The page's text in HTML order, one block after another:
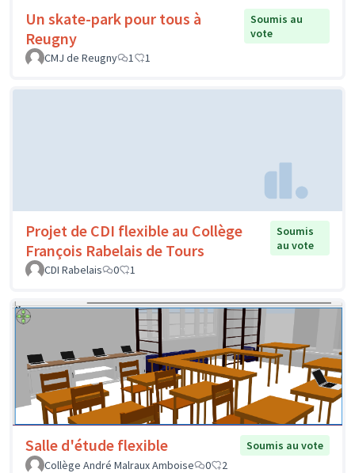
Un skate-park pour tous à
Reugny
Soumis au
vote
CMJ de Reugny
1 1
Projet de CDI flexible au Collège
François Rabelais de Tours
Soumis
au vote
CDI Rabelais
0 1
Salle d'étude flexible
Soumis au vote
Collège André Malraux Amboise
0 2